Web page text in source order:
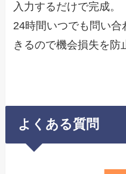
入力するだけで完成。
24時間いつでも問い
きるので機会損失を防
よくある質問